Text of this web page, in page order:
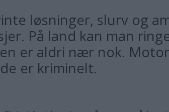
løsninger, slurv og
På land kan man
er aldri nær nok.
er kriminelt.